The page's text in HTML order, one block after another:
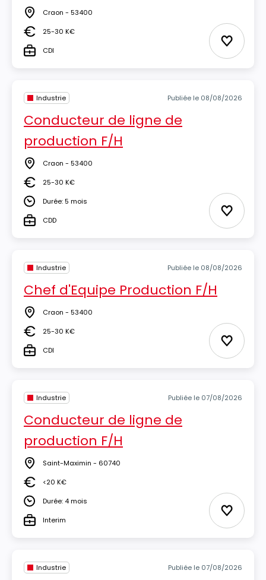
Lieu Craon - 53400
Salaire25-30 K€
TypeCDI Ajouter
Industrie Publiée le 08/08/2026
Conducteur de ligne de
production F/H
Lieu Craon - 53400
Salaire25-30 K€
DuréeDurée: 5 mois
TypeCDD Ajouter
Industrie Publiée le 08/08/2026
Chef d'Equipe Production F/H
Lieu Craon - 53400
Salaire25-30 K€
TypeCDI Ajouter
Industrie Publiée le 07/08/2026
Conducteur de ligne de
production F/H
Lieu Saint-Maximin - 60740
Salaire<20 K€
DuréeDurée: 4 mois
TypeInterim Ajouter
Industrie Publiée le 07/08/2026